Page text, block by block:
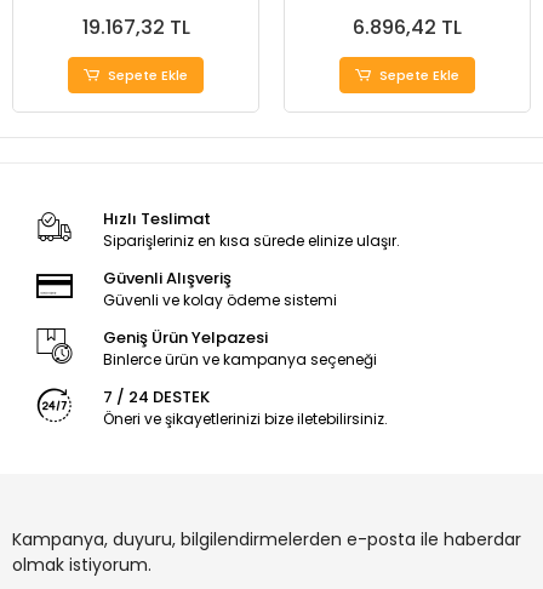
19.167,32 TL
Sepete Ekle
6.896,42 TL
Sepete Ekle
Hızlı Teslimat
Siparişleriniz en kısa sürede elinize ulaşır.
Güvenli Alışveriş
Güvenli ve kolay ödeme sistemi
Geniş Ürün Yelpazesi
Binlerce ürün ve kampanya seçeneği
7 / 24 DESTEK
Öneri ve şikayetlerinizi bize iletebilirsiniz.
Kampanya, duyuru, bilgilendirmelerden e-posta ile haberdar
olmak istiyorum.